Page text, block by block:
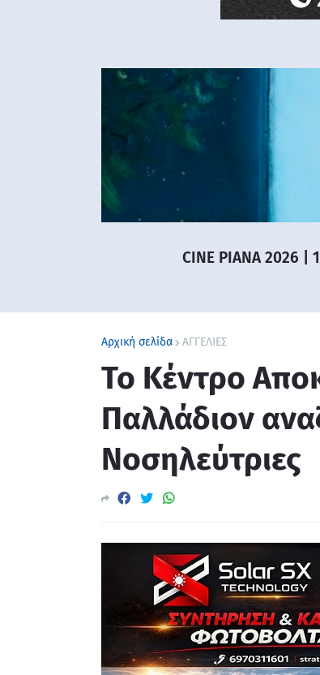
CINE PIANA 2026 |
Αρχική σελίδα ΑΓΓΕΛΙΕΣ
Το Κέντρο
Παλλάδιον
Νοσηλεύτριες